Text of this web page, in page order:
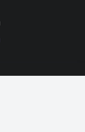
согласие на